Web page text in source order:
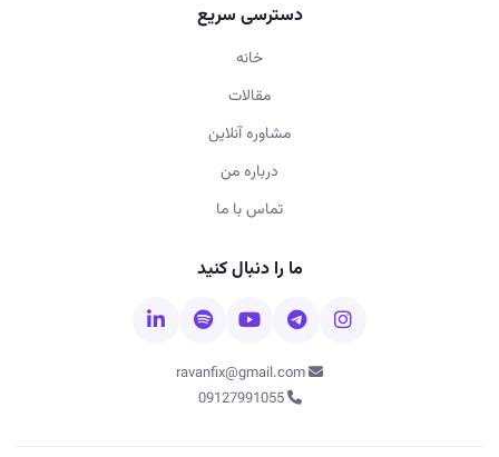
دسترسی سریع
خانه
مقالات
مشاوره آنلاین
درباره من
تماس با ما
ما را دنبال کنید
09127991055